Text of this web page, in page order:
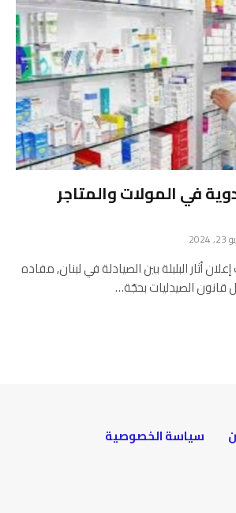
في المولات والمتاجر
أثار البلبلة بين الصيادلة في لبنان, مفاده
الصيدليات بحجّة…
سياسة الخصوصية